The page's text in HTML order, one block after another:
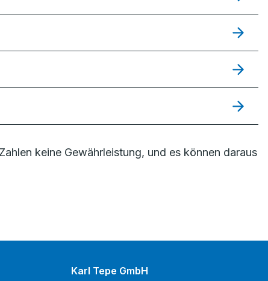
keine Gewährleistung, und es können daraus
Karl Tepe GmbH